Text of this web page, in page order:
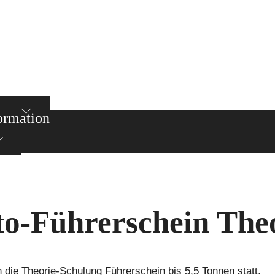
Führerschein
Theorie-Schulung Führerschein bis 5,5 Tonnen statt.